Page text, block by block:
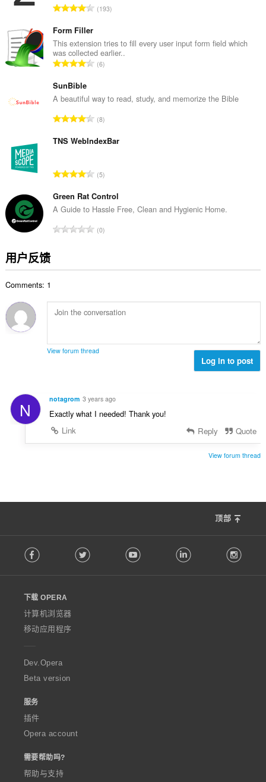
总
次
数
：
193
Form Filler
This extension tries to fill every user input form field which
was collected earlier..
总
次
：
6
SunBible
A beautiful way to read, study, and memorize the Bible
总
分
：
8
TNS WebIndexBar
总
分
次
：
5
Green Rat Control
A Guide to Hassle Free, Clean and Hygienic Home.
总
0
用户反馈
Comments: 1
View forum thread
Log in to post
N notagrom 3 years ago
Exactly what I needed! Thank you!
Link
Reply Quote
View forum thread
顶部
o
w
O
p
e
a
Facebook Twitter Youtube LinkedIn
下载 OPERA
计算机浏览器
移动应用程序
Dev.Opera
Beta version
服务
插件
Opera account
需要帮助吗?
帮助与支持